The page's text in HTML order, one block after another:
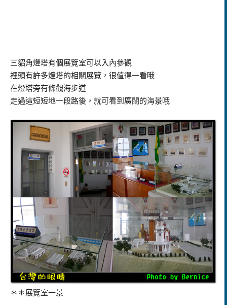
三貂角燈塔有個展覽室可以入內參觀
裡頭有許多燈塔的相關展覽，很值得一看哦
在燈塔旁有條觀海步道
走過這短短地一段路後，就可看到廣闊的海景哦
＊＊展覽室一景